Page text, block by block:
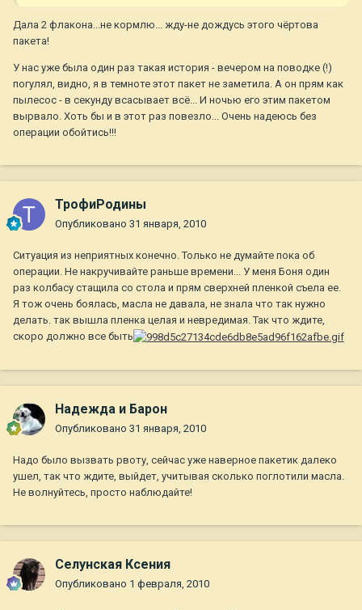
Дала 2 флакона...не кормлю... жду-не дождусь этого чёртова
пакета!
У нас уже была один раз такая история - вечером на поводке (!)
погулял, видно, я в темноте этот пакет не заметила. А он прям как
пылесос - в секунду всасывает всё... И ночью его этим пакетом
вырвало. Хоть бы и в этот раз повезло... Очень надеюсь без
операции обойтись!!!
ТрофиРодины
Опубликовано 31 января, 2010
Ситуация из неприятных конечно. Только не думайте пока об
операции. Не накручивайте раньше времени... У меня Боня один
раз колбасу стащила со стола и прям сверхней пленкой съела ее.
Я тож очень боялась, масла не давала, не знала что так нужно
делать. так вышла пленка целая и невредимая. Так что ждите,
скоро должно все быть
Надежда и Барон
Опубликовано 31 января, 2010
Надо было вызвать рвоту, сейчас уже наверное пакетик далеко
ушел, так что ждите, выйдет, учитывая сколько поглотили масла.
Не волнуйтесь, просто наблюдайте!
Селунская Ксения
Опубликовано 1 февраля, 2010